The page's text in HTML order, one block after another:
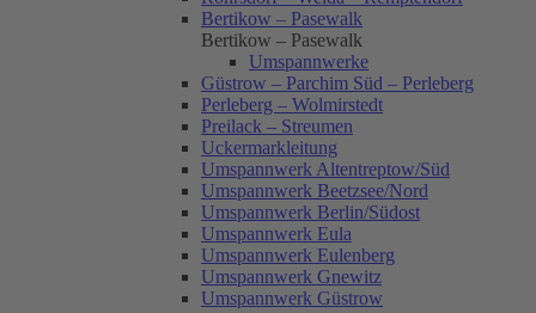
Bertikow – Pasewalk
Bertikow – Pasewalk
Umspannwerke
Güstrow – Parchim Süd – Perleberg
Perleberg – Wolmirstedt
Preilack – Streumen
Uckermarkleitung
Umspannwerk Altentreptow/Süd
Umspannwerk Beetzsee/Nord
Umspannwerk Berlin/Südost
Umspannwerk Eula
Umspannwerk Eulenberg
Umspannwerk Gnewitz
Umspannwerk Güstrow